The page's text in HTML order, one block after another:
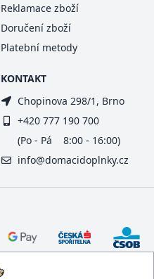
Reklamace zboží
Doručení zboží
Platební metody
KONTAKT
Chopinova 298/1, Brno
+420 777 190 700
(Po - Pá 8:00 - 16:00)
info@domacidoplnky.cz